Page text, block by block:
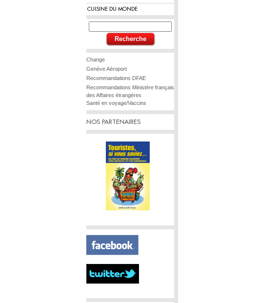
CUISINE DU MONDE
Change
Genève Aéroport
Recommandations DFAE
Recommandations Ministère français
des Affaires étrangères
Santé en voyage/Vaccins
NOS PARTENAIRES